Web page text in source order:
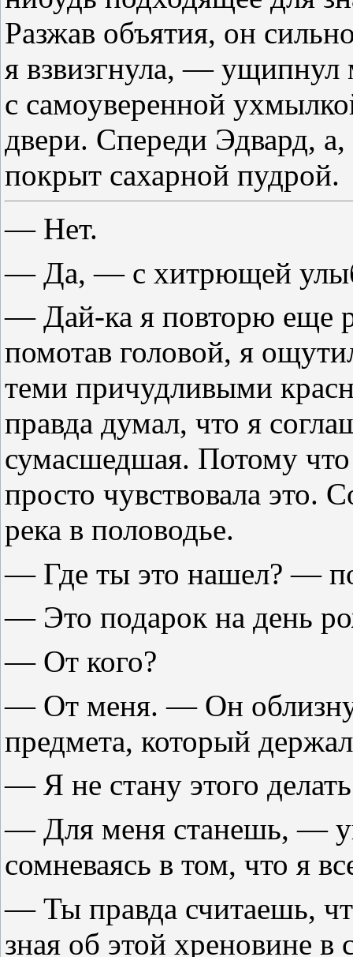
Разжав объятия, он
я взвизгнула, — ущипнул
с самоуверенной
двери. Спереди Эдвард,
покрыт сахарной пудрой.
— Нет.
— Да, — с хитрющей
— Дай-ка я повторю еще
помотав головой, я
теми причудливыми
правда думал, что я
сумасшедшая. Потому что
просто чувствовала это.
река в половодье.
— Где ты это нашел? —
— Это подарок на день
— От кого?
— От меня. — Он
предмета, который
— Я не стану этого
— Для меня станешь, —
сомневаясь в том, что я
— Ты правда считаешь,
зная об этой хреновине в